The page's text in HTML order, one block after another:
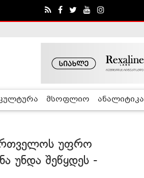
მსოფლიო ანალიტიკა
უფრო
უნდა შეწყდეს -